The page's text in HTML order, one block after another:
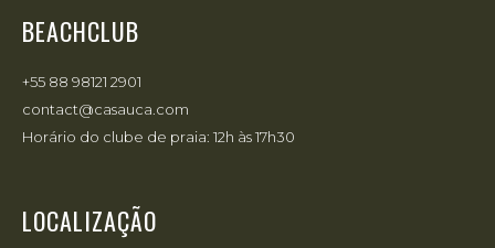
BEACHCLUB
+55 88 98121 2901
contact@casauca.com
Horário do clube de praia: 12h às 17h30
LOCALIZAÇÃO